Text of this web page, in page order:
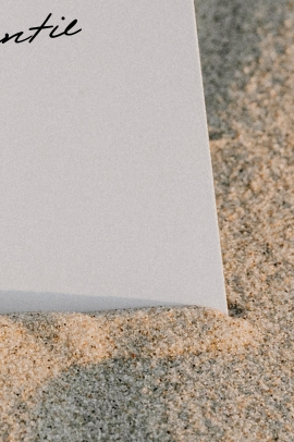
weerstanden: